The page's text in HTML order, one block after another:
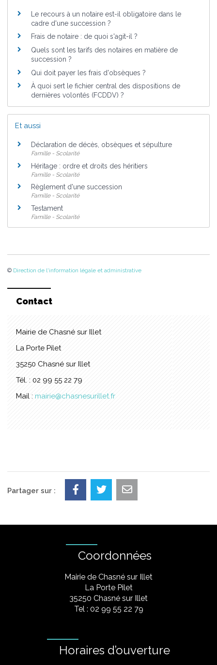
Le recours à un notaire est-il obligatoire dans le
cadre d'une succession ?
Frais de notaire : de quoi s'agit-il ?
Quels sont les tarifs des notaires en matière de
succession ?
Qui doit payer les frais d'obsèques ?
À quoi sert le fichier central des dispositions de
dernières volontés (FCDDV) ?
Et aussi
Déclaration de décès, obsèques et sépulture
Famille - Scolarité
Héritage : ordre et droits des héritiers
Famille - Scolarité
Règlement d'une succession
Famille - Scolarité
Testament
Famille - Scolarité
© Direction de l'information légale et administrative
Contact
Mairie de Chasné sur Illet
La Porte Pilet
35250 Chasné sur Illet
Tél. : 02 99 55 22 79
Mail : mairie@chasnesurillet.fr
Partager sur :
Coordonnées
Mairie de Chasné sur Illet
La Porte Pilet
35250 Chasné sur Illet
Tel : 02 99 55 22 79
Horaires d’ouverture